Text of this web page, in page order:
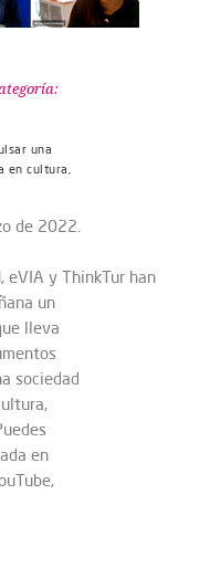
una
en cultura,
de 2022.
eVIA y ThinkTur han
un
lleva
sociedad
en